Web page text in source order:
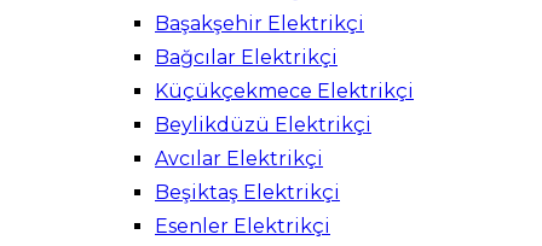
Başakşehir Elektrikçi
Bağcılar Elektrikçi
Küçükçekmece Elektrikçi
Beylikdüzü Elektrikçi
Avcılar Elektrikçi
Beşiktaş Elektrikçi
Esenler Elektrikçi